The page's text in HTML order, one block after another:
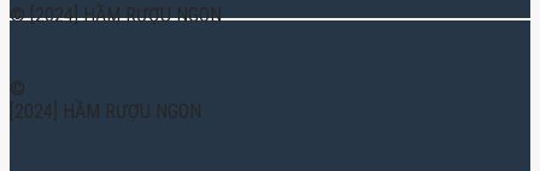
© [2024] HẦM RƯỢU NGON
©
[2024] HẦM RƯỢU NGON